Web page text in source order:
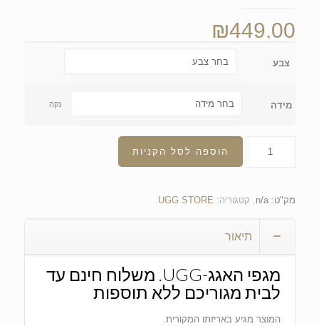
₪449.00
צבע
מידה נקה
הוספה לסל הקניות
מק"ט:n/a קטגוריה: UGG STORE
תיאור
מגפי האגג-UGG. משלוח חינם עד
לבית מגוריכם ללא תוספות
המוצר מגיע באריזתו המקורית.